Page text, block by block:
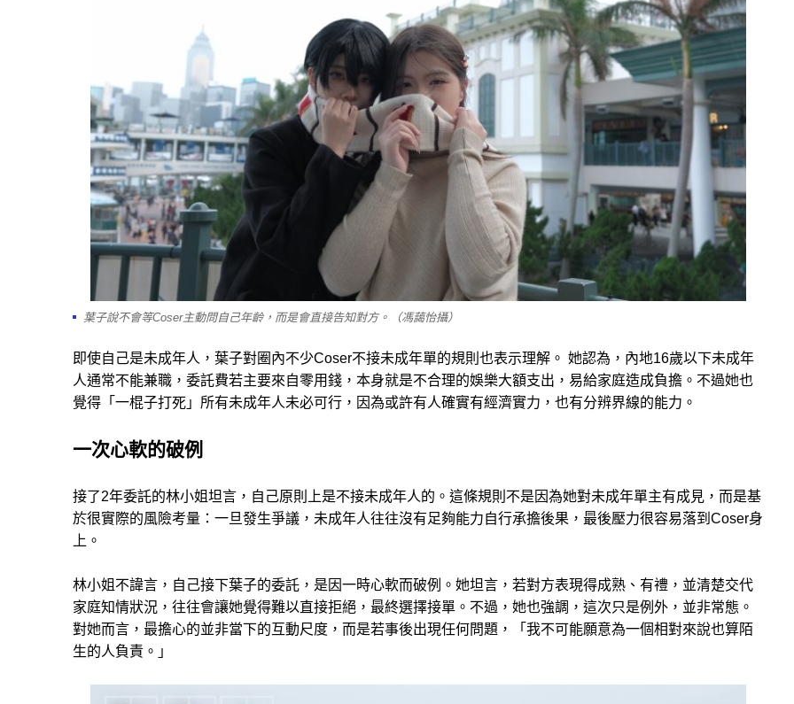
葉子說不會等Coser主動問自己年齡，而是會直接告知對方。（馮藹怡攝）
即使自己是未成年人，葉子對圈內不少Coser不接未成年單的規則也表示理解。 她認為，內地16歲以下未成年
人通常不能兼職，委託費若主要來自零用錢，本身就是不合理的娛樂大額支出，易給家庭造成負擔。不過她也
覺得「一棍子打死」所有未成年人未必可行，因為或許有人確實有經濟實力，也有分辨界線的能力。
一次心軟的破例
接了2年委託的林小姐坦言，自己原則上是不接未成年人的。這條規則不是因為她對未成年單主有成見，而是基
於很實際的風險考量：一旦發生爭議，未成年人往往沒有足夠能力自行承擔後果，最後壓力很容易落到Coser身
上。
林小姐不諱言，自己接下葉子的委託，是因一時心軟而破例。她坦言，若對方表現得成熟、有禮，並清楚交代
家庭知情狀況，往往會讓她覺得難以直接拒絕，最終選擇接單。不過，她也強調，這次只是例外，並非常態。
對她而言，最擔心的並非當下的互動尺度，而是若事後出現任何問題，「我不可能願意為一個相對來說也算陌
生的人負責。」